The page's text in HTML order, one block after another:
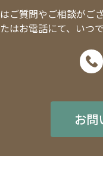
ご質問やご相談がご
はお電話にて、いつ
お問